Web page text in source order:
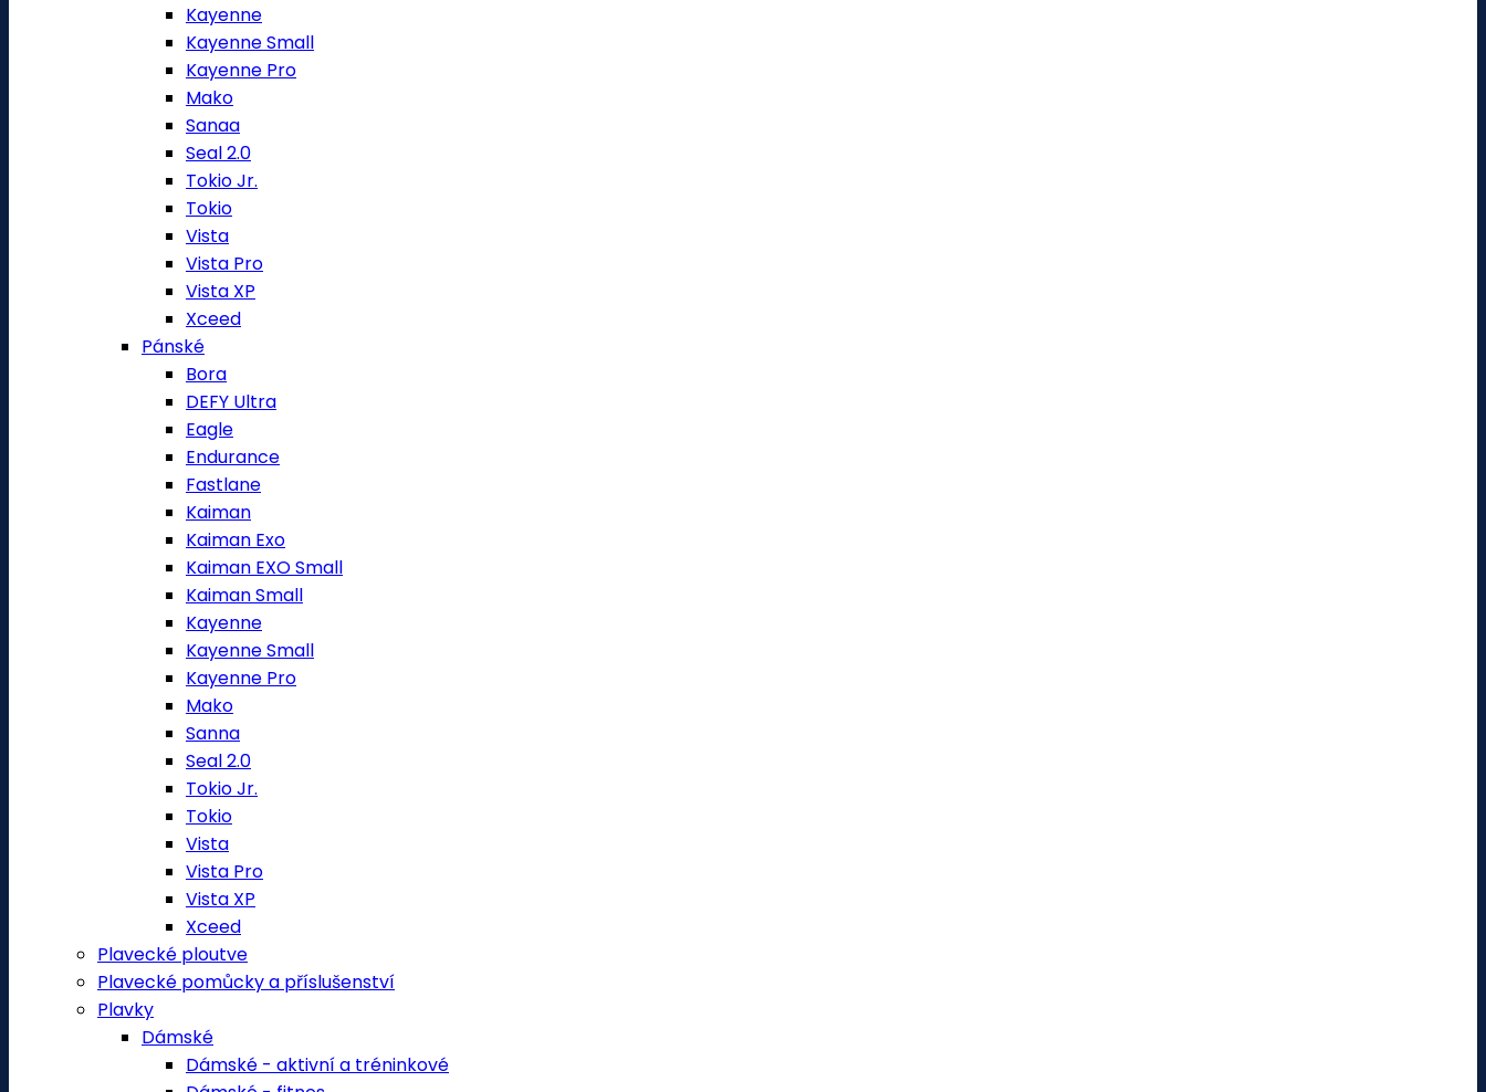
Kayenne
Kayenne Small
Kayenne Pro
Mako
Sanaa
Seal 2.0
Tokio Jr.
Tokio
Vista
Vista Pro
Vista XP
Xceed
Pánské
Bora
DEFY Ultra
Eagle
Endurance
Fastlane
Kaiman
Kaiman Exo
Kaiman EXO Small
Kaiman Small
Kayenne
Kayenne Small
Kayenne Pro
Mako
Sanna
Seal 2.0
Tokio Jr.
Tokio
Vista
Vista Pro
Vista XP
Xceed
Plavecké ploutve
Plavecké pomůcky a příslušenství
Plavky
Dámské
Dámské - aktivní a tréninkové